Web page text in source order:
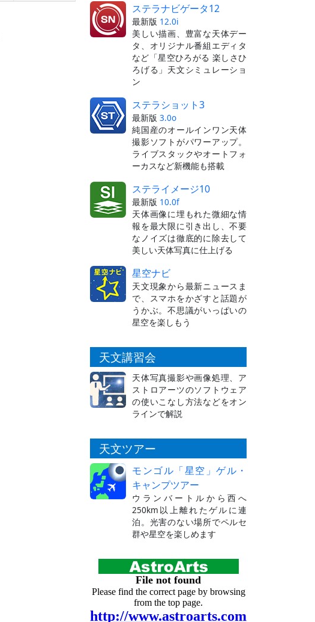
ステラナビゲータ12
最新版 12.0i
美しい描画、豊富な天体デー
タ、オリジナル番組エディタ
など「星空ひろがる 楽しさひ
ろげる」天文シミュレーショ
ン
ステラショット3
最新版 3.0o
純国産のオールインワン天体
撮影ソフトがパワーアップ。
ライブスタックやオートフォ
ーカスなど新機能も搭載
ステライメージ10
最新版 10.0f
天体画像に埋もれた微細な情
報を最大限に引き出し、不要
なノイズは徹底的に除去して
美しい天体写真に仕上げる
星空ナビ
天文現象から最新ニュースま
で、スマホをかざすと話題が
うかぶ。不思議がいっぱいの
星空を楽しもう
天文講習会
天体写真撮影や画像処理、ア
ストロアーツのソフトウェア
の使いこなし方法などをオン
ラインで解説
天文ツアー
モンゴル「星空」ゲル・
キャンプツアー
ウランバートルから西へ
250km以上離れたゲルに連
泊。光害のない場所でペルセ
群や星空を楽しめます